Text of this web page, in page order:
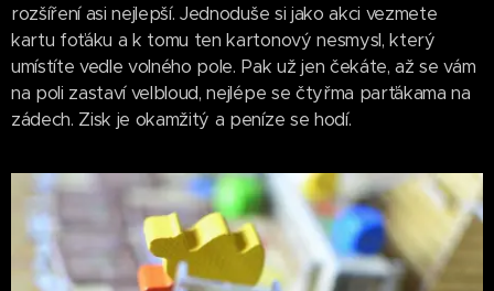
rozšíření asi nejlepší. Jednoduše si jako akci vezmete
kartu foťáku a k tomu ten kartonový nesmysl, který
umístíte vedle volného pole. Pak už jen čekáte, až se vám
na poli zastaví velbloud, nejlépe se čtyřma parťákama na
zádech. Zisk je okamžitý a peníze se hodí.